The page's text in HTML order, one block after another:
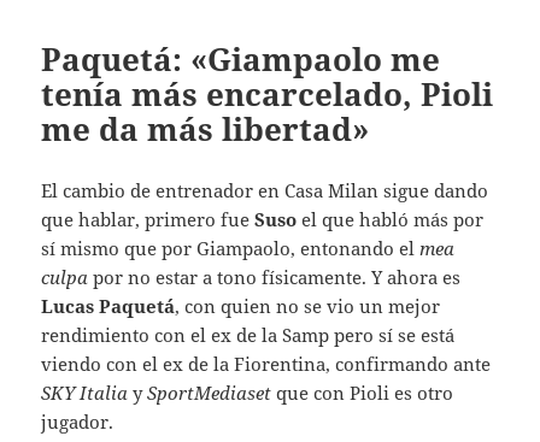
Paquetá: «Giampaolo me
tenía más encarcelado, Pioli
me da más libertad»
El cambio de entrenador en Casa Milan sigue dando
que hablar, primero fueSuso el que habló más por
sí mismo que por Giampaolo, entonando elmea
culpa por no estar a tono físicamente. Y ahora es
Lucas Paquetá, con quien no se vio un mejor
rendimiento con el ex de la Samp pero sí se está
viendo con el ex de la Fiorentina, confirmando ante
SKY Italia ySportMediaset que con Pioli es otro
jugador.